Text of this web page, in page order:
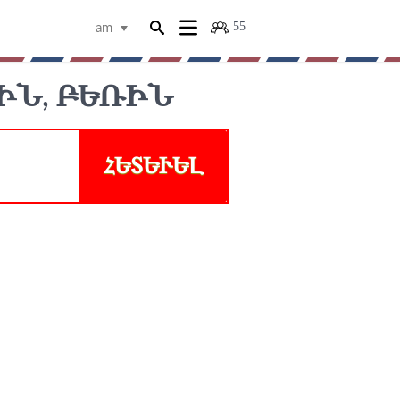
55
am
ԲԵՌԻՆ
ՀԵՏԵՒԵԼ